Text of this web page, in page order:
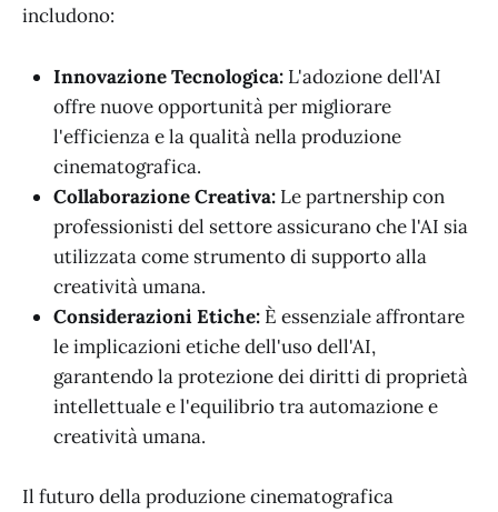
includono:
Innovazione Tecnologica: L'adozione dell'AI
offre nuove opportunità per migliorare
l'efficienza e la qualità nella produzione
cinematografica.
Collaborazione Creativa: Le partnership con
professionisti del settore assicurano che l'AI sia
utilizzata come strumento di supporto alla
creatività umana.
Considerazioni Etiche: È essenziale affrontare
le implicazioni etiche dell'uso dell'AI,
garantendo la protezione dei diritti di proprietà
intellettuale e l'equilibrio tra automazione e
creatività umana.
Il futuro della produzione cinematografica